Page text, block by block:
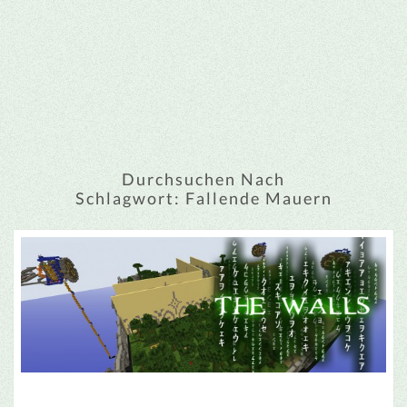
Durchsuchen Nach
Schlagwort: Fallende Mauern